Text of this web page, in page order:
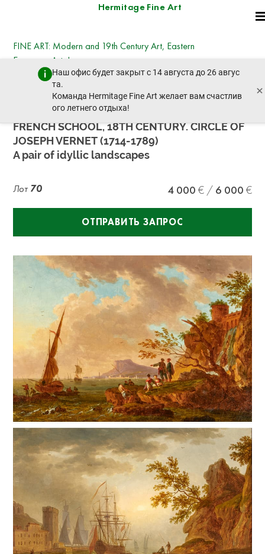
Hermitage Fine Art
Наш офис будет закрыт с 14 августа до 26 авгус
та.
Команда Hermitage Fine Art желает вам счастлив
ого летнего отдыха!
×
FINE ART: Modern and 19th Century Art, Eastern
European Art, Icons
четверг, 19 декабря 2024 г. - 14:30
пред. лот след. лот
FRENCH SCHOOL, 18TH CENTURY. CIRCLE OF
JOSEPH VERNET (1714-1789)
A pair of idyllic landscapes
Лот 70 4 000 6 000
ОТПРАВИТЬ ЗАПРОС